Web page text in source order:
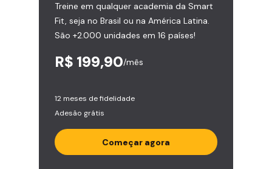
Treine em qualquer academia da Smart
Fit, seja no Brasil ou na América Latina.
São +2.000 unidades em 16 países!
R$ 199,90/mês
12 meses de fidelidade
Adesão grátis
Começar agora